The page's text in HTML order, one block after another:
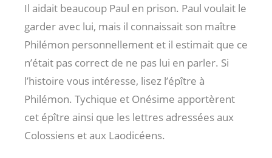
Il aidait beaucoup Paul en prison. Paul voulait le
garder avec lui, mais il connaissait son maître
Philémon personnellement et il estimait que ce
n’était pas correct de ne pas lui en parler. Si
l’histoire vous intéresse, lisez l’épître à
Philémon. Tychique et Onésime apportèrent
cet épître ainsi que les lettres adressées aux
Colossiens et aux Laodicéens.